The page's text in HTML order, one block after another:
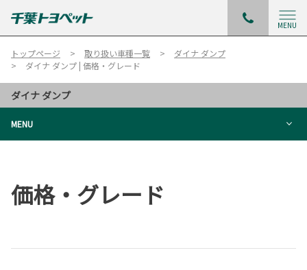
MENU
トップページ 取り扱い車種一覧
ダイナ ダンプ
ダイナ ダンプ | 価格・グレード
ダイナ ダンプ
MENU
価格・グレード